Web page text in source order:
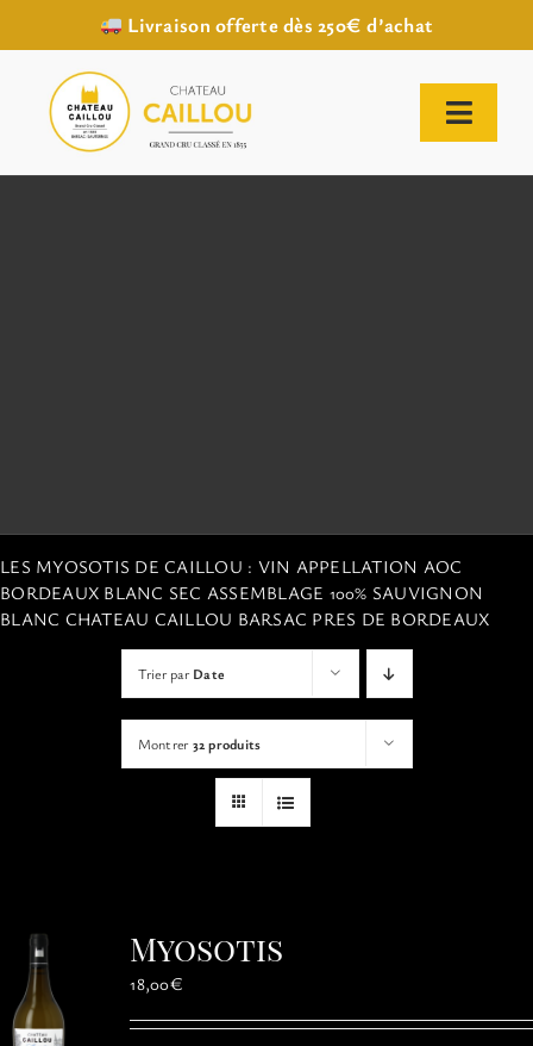
Livraison offerte dès 250€ d’achat
contenu
OFFRIR UNE EXPERIENCE
MON PANIER
LES MYOSOTIS DE CAILLOU : VIN APPELLATION AOC
BORDEAUX BLANC SEC ASSEMBLAGE 100% SAUVIGNON
BLANC CHATEAU CAILLOU BARSAC PRES DE BORDEAUX
Trier parDate
Montrer32 produits
Myosotis
18,00€